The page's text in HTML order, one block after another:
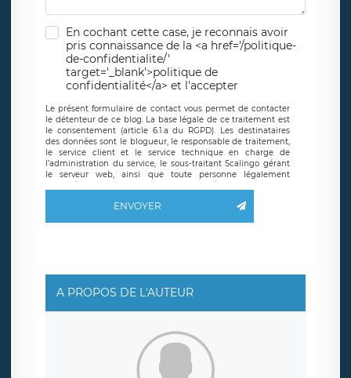
En cochant cette case, je reconnais avoir
pris connaissance de la <a href='/politique-
de-confidentialite/'
target='_blank'>politique de
confidentialité</a> et l'accepter
Le présent formulaire de contact vous permet de contacter
le détenteur de ce blog. La base légale de ce traitement est
le consentement (article 6.1.a du RGPD). Les destinataires
des données sont le blogueur, le responsable de traitement,
le service client et le service technique en charge de
l’administration du service, le sous-traitant Scalingo gérant
le serveur web, ainsi que toute personne légalement
autorisée. Le formulaire de contact à destination du
basé en France et offrant des
clauses de protection
limitation du traitement relatif à vos données à caractère
données. Vous pouvez exercer ces droits auprès du délégué
de traitement est la société LÉGAVOX, sis 9 rue Léopold
Sédar Senghor, joignable à l’adresse mail :
responsabledetraitement@legavox.fr. Vous avez également
le droit d’introduire une réclamation auprès d’une autorité
ENVOYER
A PROPOS DE L'AUTEUR